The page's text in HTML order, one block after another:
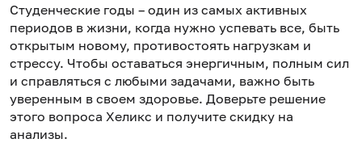
Студенческие годы – один из самых активных
периодов в жизни, когда нужно успевать все, быть
открытым новому, противостоять нагрузкам и
стрессу. Чтобы оставаться энергичным, полным сил
и справляться с любыми задачами, важно быть
уверенным в своем здоровье. Доверьте решение
этого вопроса Хеликс и получите скидку на
анализы.